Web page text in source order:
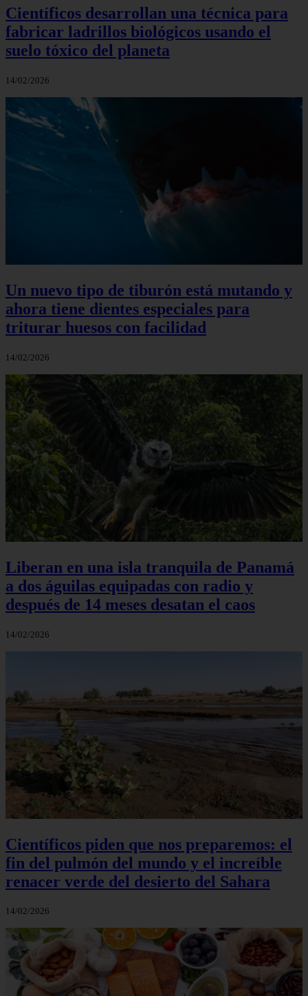
Científicos desarrollan una técnica para
fabricar ladrillos biológicos usando el
suelo tóxico del planeta
14/02/2026
Un nuevo tipo de tiburón está mutando y
ahora tiene dientes especiales para
triturar huesos con facilidad
14/02/2026
Liberan en una isla tranquila de Panamá
a dos águilas equipadas con radio y
después de 14 meses desatan el caos
14/02/2026
Científicos piden que nos preparemos: el
fin del pulmón del mundo y el increíble
renacer verde del desierto del Sahara
14/02/2026